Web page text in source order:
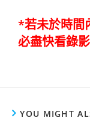
*若未於時間
必盡快看錄
YOU MIGHT